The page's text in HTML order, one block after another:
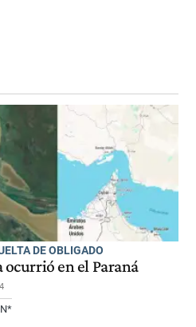
DE OBLIGADO
ocurrió en el Paraná